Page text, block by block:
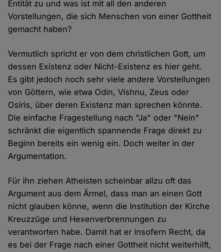
Entität zu und was ist mit all den anderen
Vorstellungen, die sich Menschen von einer Gottheit
gemacht haben?
Vermutlich spricht er von dem christlichen Gott, um
dessen Existenz oder Nicht-Existenz es hier geht.
Es gibt jedoch noch sehr viele andere Vorstellungen
von Göttern, wie etwa Odin, Vishnu, Zeus oder
Osiris, über deren Existenz man sprechen könnte.
Die einfache Fragestellung nach "Ja" oder "Nein"
schränkt die eigentlich spannende Frage direkt zu
Beginn bereits ein wenig ein. Doch weiter in der
Argumentation.
Für ihn ziehen Atheisten scheinbar allzu oft das
Argument aus dem Ärmel, dass man an einen Gott
nicht glauben könne, wenn die Institution der Kirche
Kreuzzüge und Hexenverbrennungen zu
verantworten habe. Damit hat er insofern Recht, da
es bei der Frage nach einer Gottheit nicht weiterhilft,